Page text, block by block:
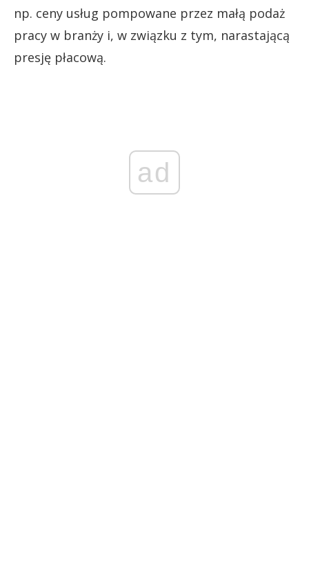
np. ceny usług pompowane przez małą podaż
pracy w branży i, w związku z tym, narastającą
presję płacową.
ad